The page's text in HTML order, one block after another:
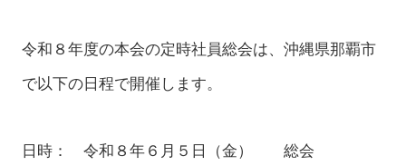
令和８年度の本会の定時社員総会は、沖縄県那覇市
で以下の日程で開催します。
日時： 令和８年６月５日（金） 総会